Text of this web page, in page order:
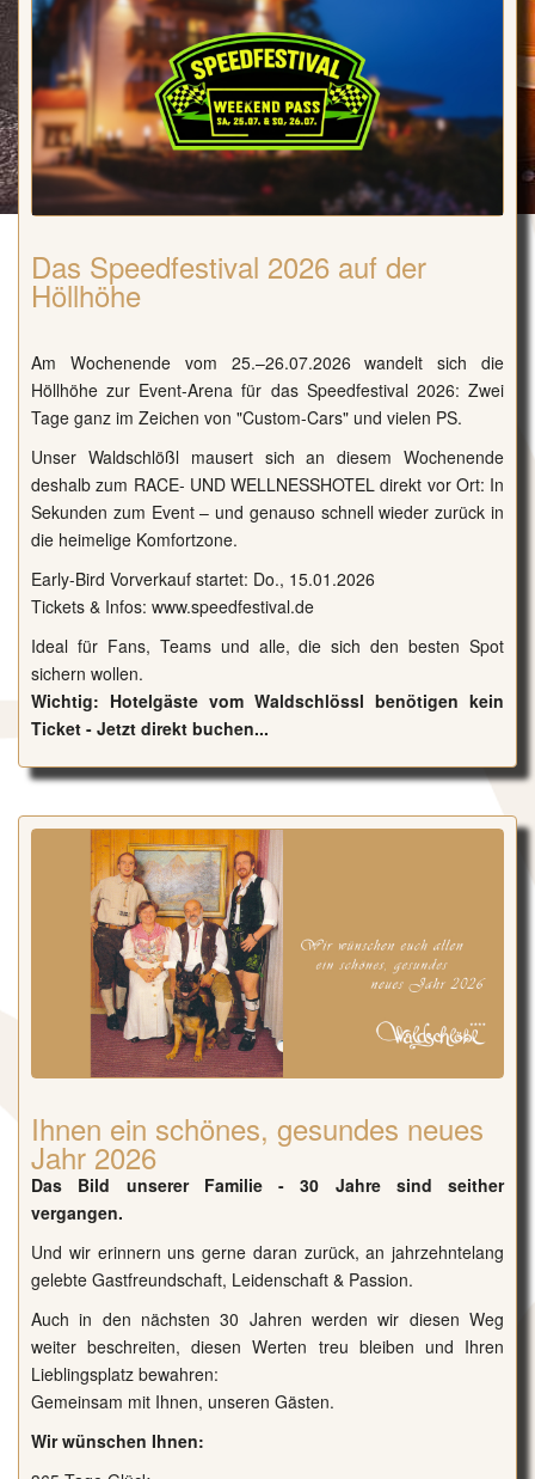
Das Speedfestival 2026 auf der
Höllhöhe
Am Wochenende vom 25.–26.07.2026 wandelt sich die
Höllhöhe zur Event-Arena für das Speedfestival 2026: Zwei
Tage ganz im Zeichen von "Custom-Cars" und vielen PS.
Unser Waldschlößl mausert sich an diesem Wochenende
deshalb zum RACE- UND WELLNESSHOTEL direkt vor Ort: In
Sekunden zum Event – und genauso schnell wieder zurück in
die heimelige Komfortzone.
Early-Bird Vorverkauf startet: Do., 15.01.2026
Tickets & Infos: www.speedfestival.de
Ideal für Fans, Teams und alle, die sich den besten Spot
sichern wollen.
Wichtig: Hotelgäste vom Waldschlössl benötigen kein
Ticket - Jetzt direkt buchen...
Ihnen ein schönes, gesundes neues
Jahr 2026
Das Bild unserer Familie - 30 Jahre sind seither
vergangen.
Und wir erinnern uns gerne daran zurück, an jahrzehntelang
gelebte Gastfreundschaft, Leidenschaft & Passion.
Auch in den nächsten 30 Jahren werden wir diesen Weg
weiter beschreiten, diesen Werten treu bleiben und Ihren
Lieblingsplatz bewahren:
Gemeinsam mit Ihnen, unseren Gästen.
Wir wünschen Ihnen: